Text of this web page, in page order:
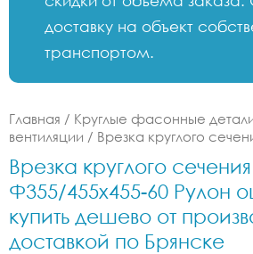
доставку на объект
транспортом.
Главная / Круглые фасонные
вентиляции / Врезка круглого
Врезка круглого
Ф355/455x455-60 Рулон
купить дешево от
доставкой по Брянске